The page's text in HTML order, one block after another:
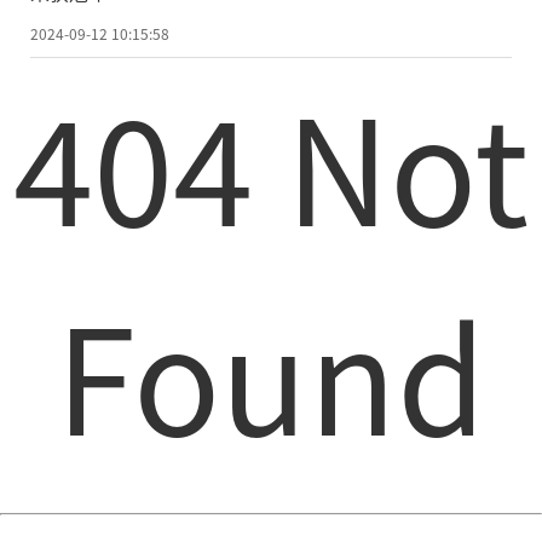
2024-09-12 10:15:58
404 Not
Found